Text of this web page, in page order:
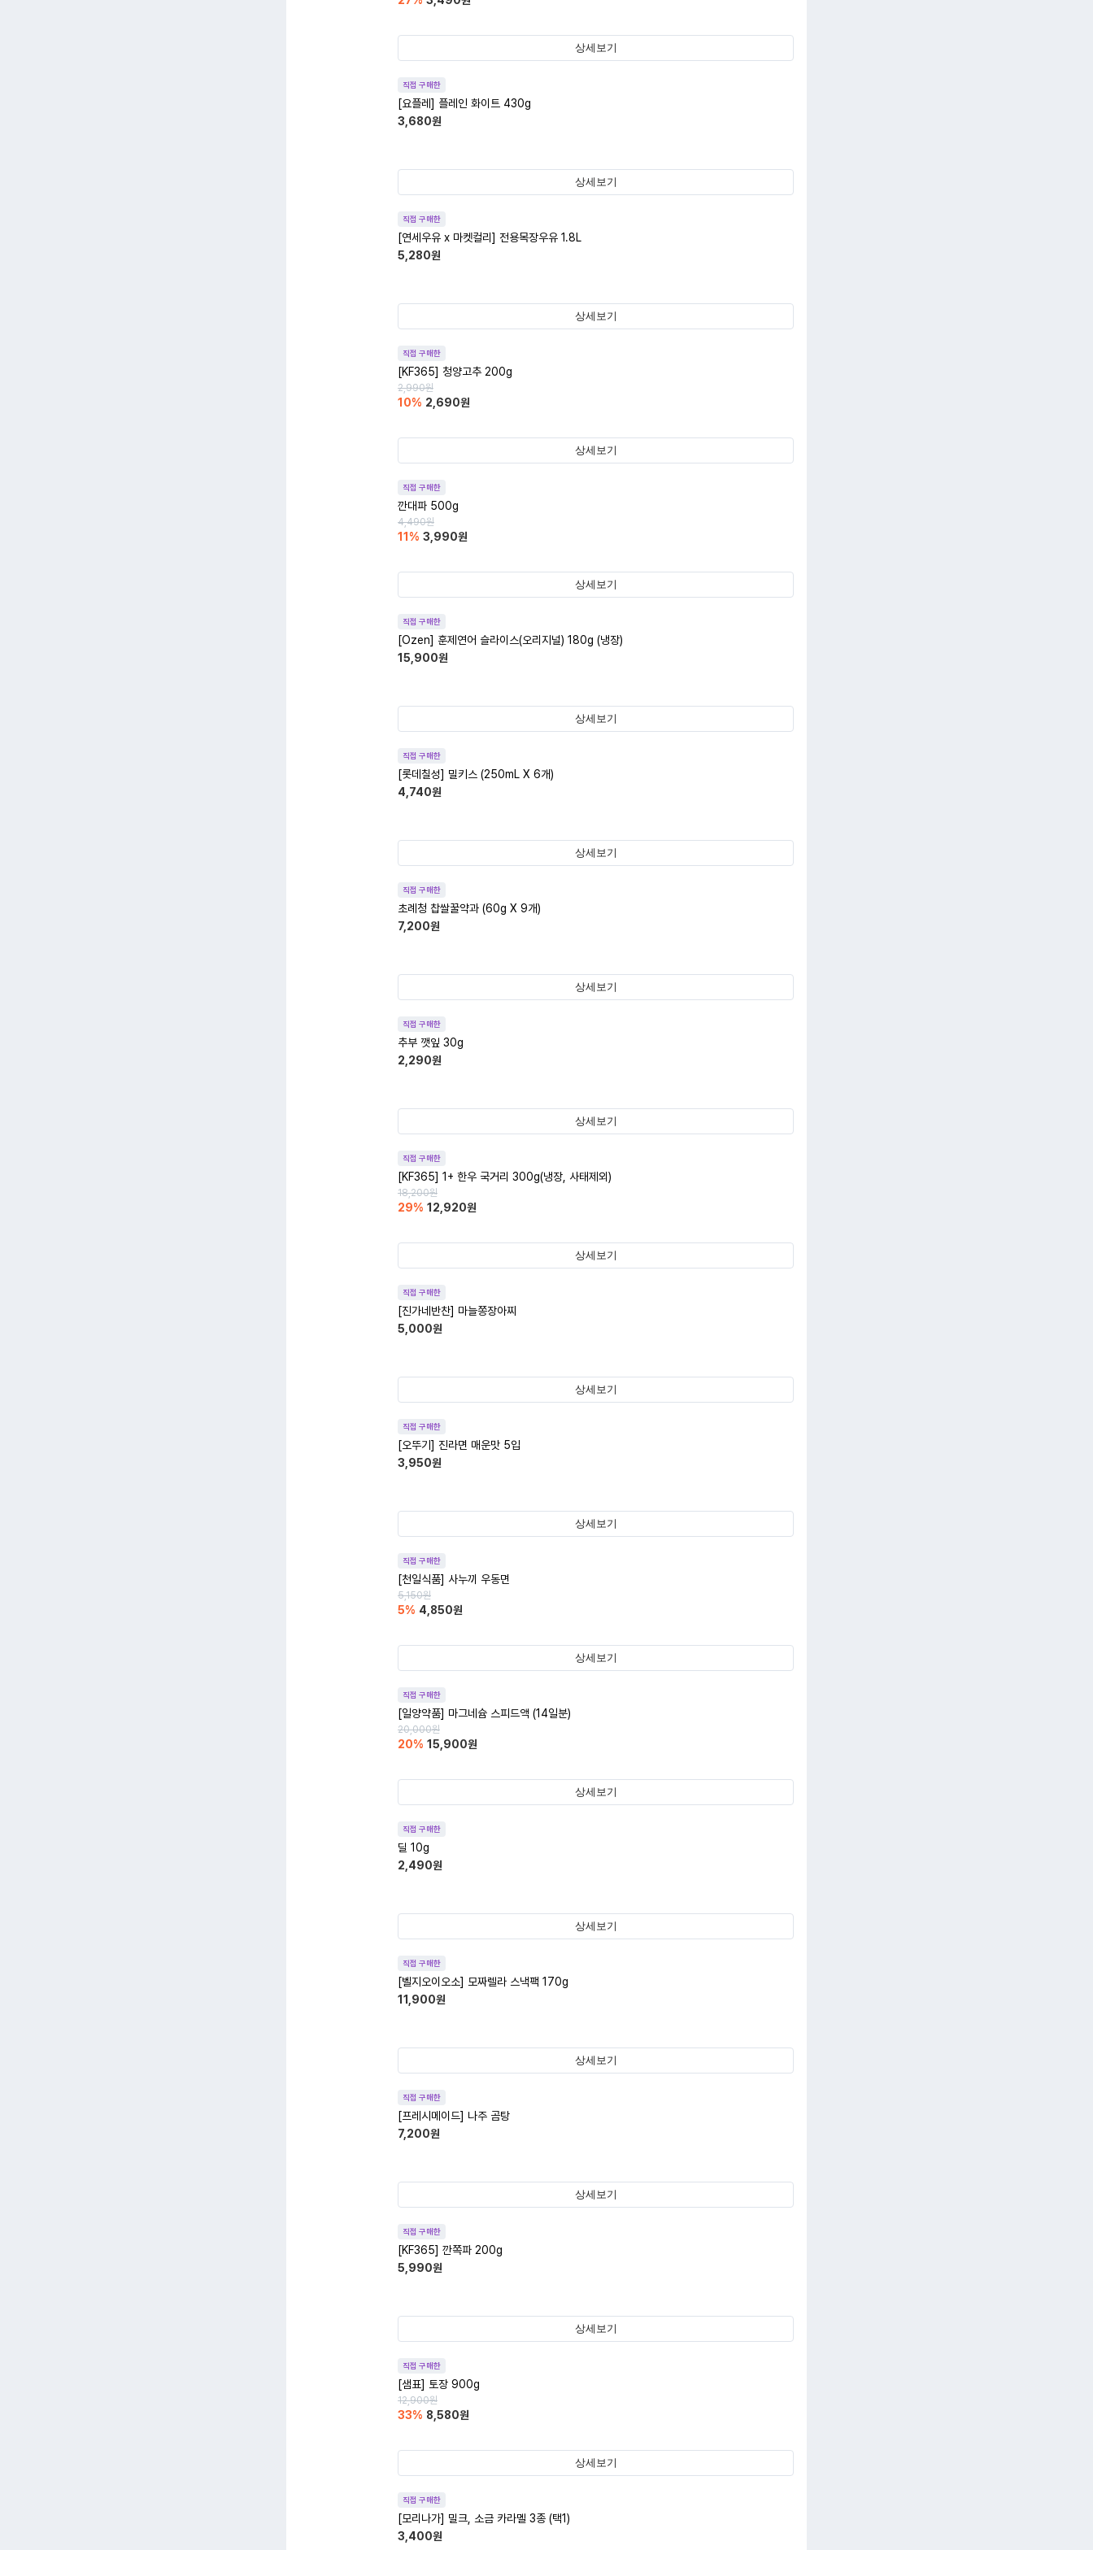
상세보기
직접 구매한
[요플레] 플레인 화이트 430g
3,680원
상세보기
직접 구매한
[연세우유 x 마켓컬리] 전용목장우유 1.8L
5,280원
상세보기
직접 구매한
[KF365] 청양고추 200g
2,990원
10% 2,690원
상세보기
직접 구매한
깐대파 500g
4,490원
11 % 3,990원
상세보기
직접 구매한
[Ozen] 훈제연어 슬라이스(오리지널) 180g (냉장)
15,900원
상세보기
직접 구매한
[롯데칠성] 밀키스 (250mL X 6개)
4,740원
상세보기
직접 구매한
초례청 찹쌀꿀약과 (60g X 9개)
7,200원
상세보기
직접 구매한
추부 깻잎 30g
2,290원
상세보기
직접 구매한
[KF365] 1+ 한우 국거리 300g(냉장, 사태제외)
18,200원
29% 12,920원
상세보기
직접 구매한
[진가네반찬] 마늘쫑장아찌
5,000원
상세보기
직접 구매한
[오뚜기] 진라면 매운맛 5입
3,950원
상세보기
직접 구매한
[천일식품] 사누끼 우동면
5,150원
5% 4,850원
상세보기
직접 구매한
[일양약품] 마그네슘 스피드액 (14일분)
20,000원
20% 15,900원
상세보기
직접 구매한
딜 10g
2,490원
상세보기
직접 구매한
[벨지오이오소] 모짜렐라 스낵팩 170g
11,900원
상세보기
직접 구매한
[프레시메이드] 나주 곰탕
7,200원
상세보기
직접 구매한
[KF365] 깐쪽파 200g
5,990원
상세보기
직접 구매한
[샘표] 토장 900g
12,900원
33% 8,580원
상세보기
직접 구매한
[모리나가] 밀크, 소금 카라멜 3종 (택1)
3,400원